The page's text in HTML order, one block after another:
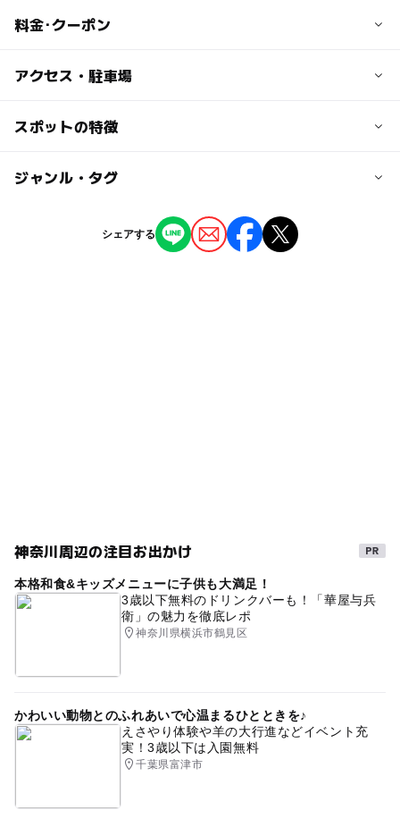
料金･クーポン
子供の料金
アクセス・駐車場
交通アクセス
スポットの特徴
駐車場あり ー
ー 託児所
ジャンル・タグ
シェアする
神奈川周辺の注目お出かけ
本格和食&キッズメニューに子供も大満足！
3歳以下無料のドリンクバーも！「華屋与兵
衛」の魅力を徹底レポ
神奈川県横浜市鶴見区
かわいい動物とのふれあいで心温まるひとときを♪
えさやり体験や羊の大行進などイベント充
実！3歳以下は入園無料
千葉県富津市